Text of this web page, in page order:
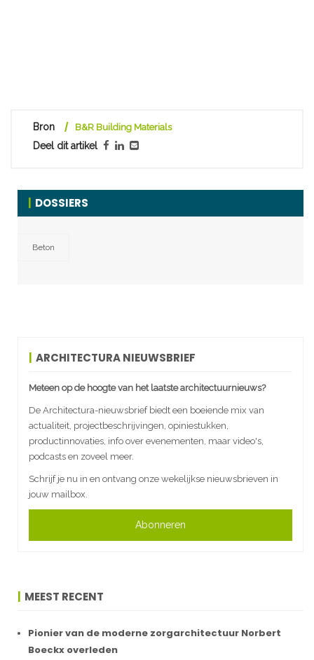
Bron B&R Building Materials
Deel dit artikel
DOSSIERS
Beton
ARCHITECTURA NIEUWSBRIEF
Meteen op de hoogte van het laatste architectuurnieuws?
De Architectura-nieuwsbrief biedt een boeiende mix van
actualiteit, projectbeschrijvingen, opiniestukken,
productinnovaties, info over evenementen, maar video's,
podcasts en zoveel meer.
Schrijf je nu in en ontvang onze wekelijkse nieuwsbrieven in
jouw mailbox.
Abonneren
MEEST RECENT
Pionier van de moderne zorgarchitectuur Norbert
Boeckx overleden